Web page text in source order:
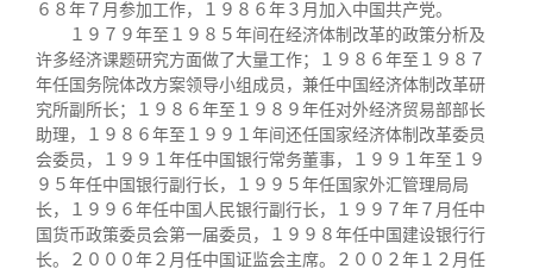
６８年７月参加工作，１９８６年３月加入中国共产党。
１９７９年至１９８５年间在经济体制改革的政策分析及
许多经济课题研究方面做了大量工作；１９８６年至１９８７
年任国务院体改方案领导小组成员，兼任中国经济体制改革研
究所副所长；１９８６年至１９８９年任对外经济贸易部部长
助理，１９８６年至１９９１年间还任国家经济体制改革委员
会委员，１９９１年任中国银行常务董事，１９９１年至１９
９５年任中国银行副行长，１９９５年任国家外汇管理局局
长，１９９６年任中国人民银行副行长，１９９７年７月任中
国货币政策委员会第一届委员，１９９８年任中国建设银行行
长。２０００年２月任中国证监会主席。２００２年１２月任